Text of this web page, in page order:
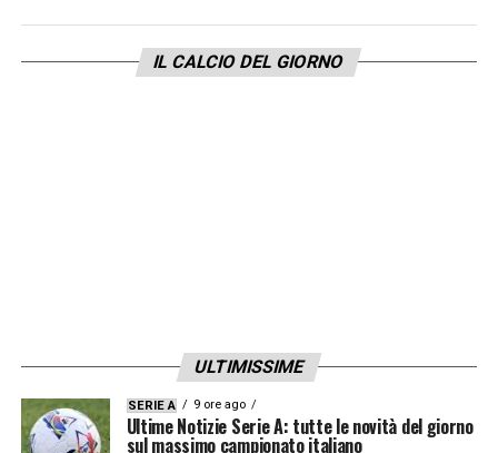
La Torino International Cup si conferma una
agonistico.
Un focus importante e in costante crescita
IL CALCIO DEL GIORNO
ULTIMISSIME
SERIE A 9 ore ago
Ultime Notizie Serie A: tutte le novità del giorno
sul massimo campionato italiano